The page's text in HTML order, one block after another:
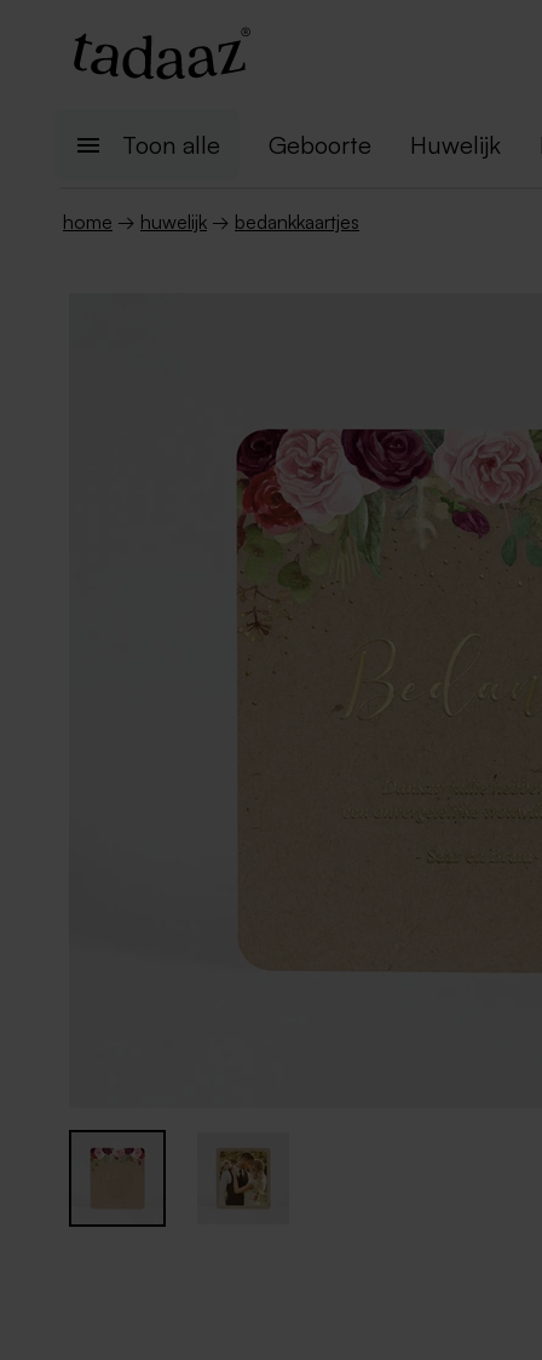
Toon alle Geboorte Huwelijk
home → huwelijk → bedankkaartjes